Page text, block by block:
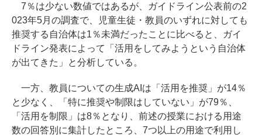
7％は少ない数値ではあるが、ガイドライン公表前の2
023年5月の調査で、児童生徒・教員のいずれに対しても
推奨する自治体は1％未満だったことに比べると、ガイ
ドライン発表によって「活用をしてみようという自治体
が出てきた」と分析している。
一方、教員についての生成AIは「活用を推奨」が14％
と少なく、「特に推奨や制限はしていない」が79％、
「活用を制限」は8％となり、前述の授業における用途
数の回答別に集計したところ、7つ以上の用途で利用し